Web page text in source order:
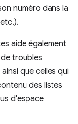
numéro dans la
aide également
troubles
que celles qui
des listes
d'espace